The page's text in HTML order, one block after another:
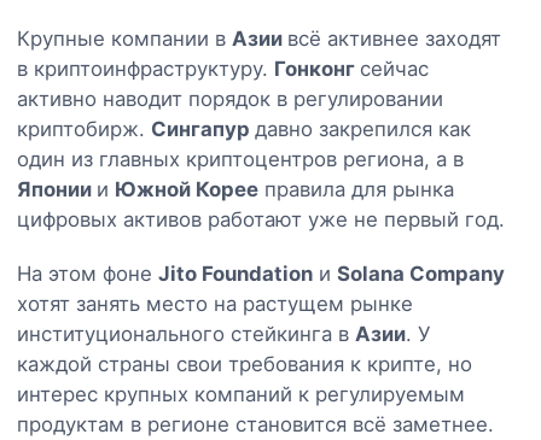
Крупные компании в Азии всё активнее заходят
в криптоинфраструктуру. Гонконг сейчас
активно наводит порядок в регулировании
криптобирж. Сингапур давно закрепился как
один из главных криптоцентров региона, а в
Японии и Южной Корее правила для рынка
цифровых активов работают уже не первый год.
На этом фоне Jito Foundation и Solana Company
хотят занять место на растущем рынке
институционального стейкинга в Азии. У
каждой страны свои требования к крипте, но
интерес крупных компаний к регулируемым
продуктам в регионе становится всё заметнее.